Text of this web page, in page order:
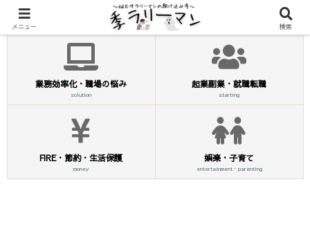
業務効率化・職場の悩み
solution
起業副業・就職転職
starting
FIRE・節約・生活保護
money
娯楽・子育て
entertainment・parenting
メニュー 検索